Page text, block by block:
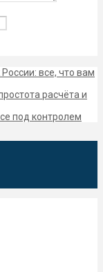
все, что вам
расчёта и
под контролем